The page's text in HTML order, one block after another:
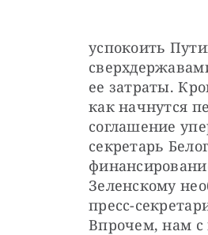
успокоить
ее затраты.
как начнутся
соглашение
секретарь
Зеленскому
пресс-
Впрочем, нам